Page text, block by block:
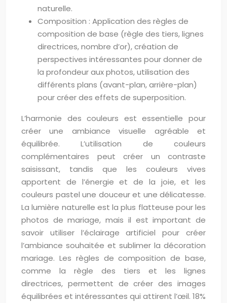
naturelle.
Composition : Application des règles de
composition de base (règle des tiers, lignes
directrices, nombre d’or), création de
perspectives intéressantes pour donner de
la profondeur aux photos, utilisation des
différents plans (avant-plan, arrière-plan)
pour créer des effets de superposition.
L’harmonie des couleurs est essentielle pour
créer une ambiance visuelle agréable et
équilibrée. L’utilisation de couleurs
complémentaires peut créer un contraste
saisissant, tandis que les couleurs vives
apportent de l’énergie et de la joie, et les
couleurs pastel une douceur et une délicatesse.
La lumière naturelle est la plus flatteuse pour les
photos de mariage, mais il est important de
savoir utiliser l’éclairage artificiel pour créer
l’ambiance souhaitée et sublimer la décoration
mariage. Les règles de composition de base,
comme la règle des tiers et les lignes
directrices, permettent de créer des images
équilibrées et intéressantes qui attirent l’œil. 18%